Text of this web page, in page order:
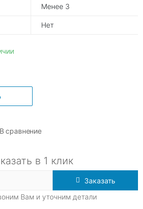
Менее 3
Нет
В сравнение
в 1 клик
Заказать
Вам и уточним детали